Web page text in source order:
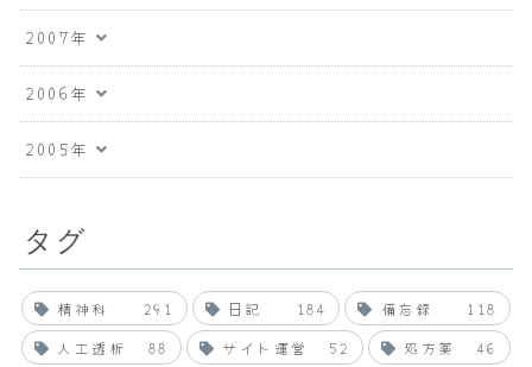
2007年
2006年
2005年
タグ
精神科 291 日記 184 備忘録
118
人工透析
88 サイト運営 52 処方薬
46